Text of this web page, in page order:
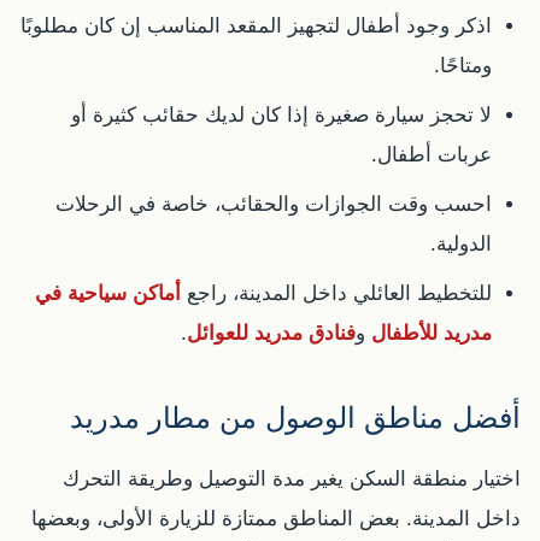
اذكر وجود أطفال لتجهيز المقعد المناسب إن كان مطلوبًا
ومتاحًا.
لا تحجز سيارة صغيرة إذا كان لديك حقائب كثيرة أو
عربات أطفال.
احسب وقت الجوازات والحقائب، خاصة في الرحلات
الدولية.
للتخطيط العائلي داخل المدينة، راجع أماكن سياحية في
مدريد للأطفال وفنادق مدريد للعوائل.
أفضل مناطق الوصول من مطار مدريد
اختيار منطقة السكن يغير مدة التوصيل وطريقة التحرك
داخل المدينة. بعض المناطق ممتازة للزيارة الأولى، وبعضها